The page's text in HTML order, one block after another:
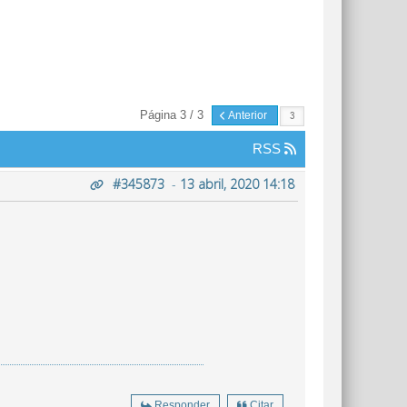
Página 3 / 3 Anterior
RSS
#345873 - 13 abril, 2020 14:18